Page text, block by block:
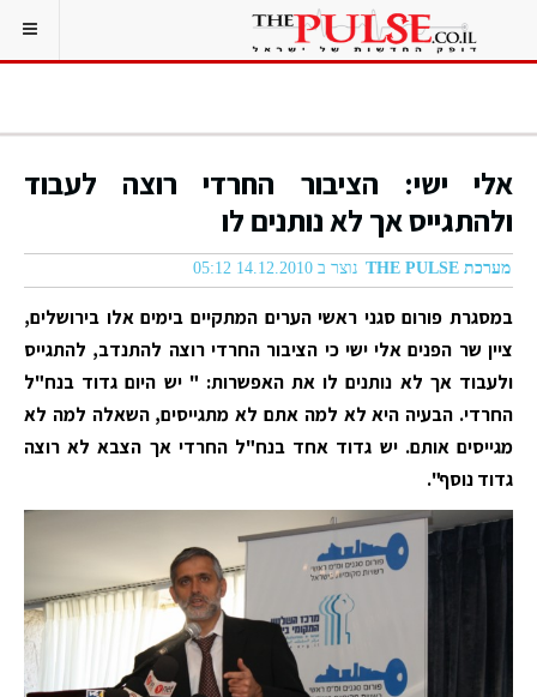
אלי ישי: הציבור החרדי רוצה לעבוד
ולהתגייס אך לא נותנים לו
מערכת THE PULSE נוצר ב 14.12.2010 05:12
במסגרת פורום סגני ראשי הערים המתקיים בימים אלו בירושלים,
ציין שר הפנים אלי ישי כי הציבור החרדי רוצה להתנדב, להתגייס
ולעבוד אך לא נותנים לו את האפשרות: " יש היום גדוד בנח"ל
החרדי. הבעיה היא לא למה אתם לא מתגייסים, השאלה למה לא
מגייסים אותם. יש גדוד אחד בנח"ל החרדי אך הצבא לא רוצה
גדוד נוסף".